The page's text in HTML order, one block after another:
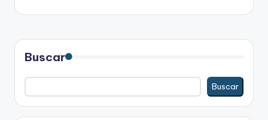
Buscar
Buscar